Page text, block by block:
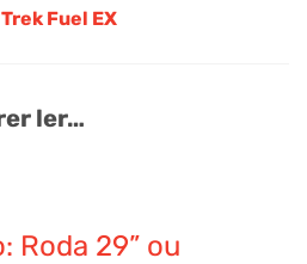
Trek Fuel EX
ler…
Roda 29” ou